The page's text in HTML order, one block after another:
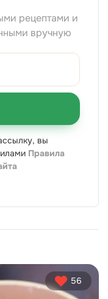
рецептами и
вручную
вы
Правила
56